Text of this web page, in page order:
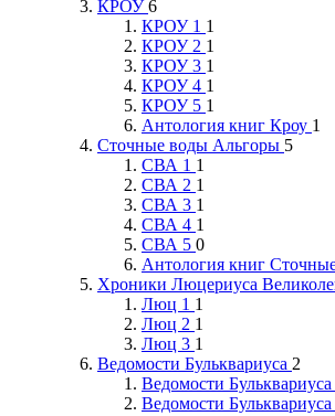
КРОУ6
КРОУ 1 1
КРОУ 2 1
КРОУ 3 1
КРОУ 4 1
КРОУ 5 1
Антология книг Кроу 1
Сточные воды Альгоры 5
СВА 1 1
СВА 2 1
СВА 3 1
СВА 4 1
СВА 5 0
Антология книг
Хроники Люцериуса
Люц 1 1
Люц 2 1
Люц 3 1
Ведомости Бульквариуса 2
Ведомости Бульквариуса
Ведомости Бульквариуса